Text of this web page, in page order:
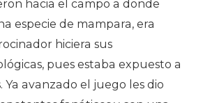
hacia el campo a donde
especie de mampara, era
hiciera sus
pues estaba expuesto a
Ya avanzado el juego les dio